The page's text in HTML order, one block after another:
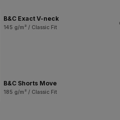
B&C Exact V-neck
145 g/m² / Classic Fit
B&C Shorts Move
185 g/m² / Classic Fit